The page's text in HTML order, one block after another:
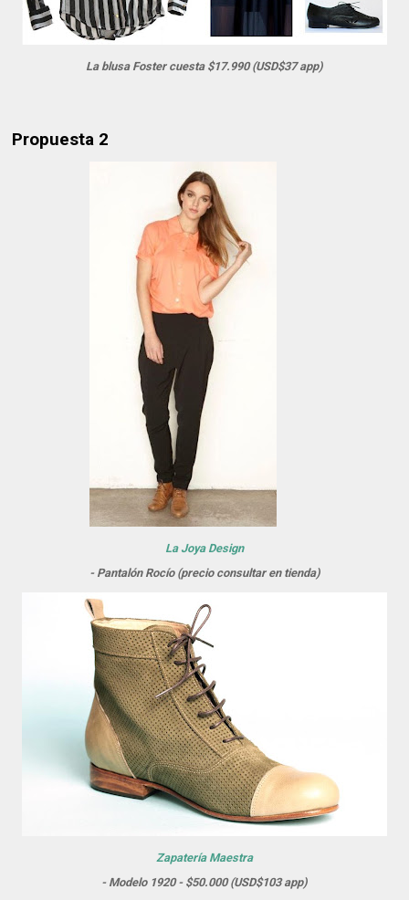
La blusa Foster cuesta $17.990 (USD$37 app)
Propuesta 2
La Joya Design
- Pantalón Rocío (precio consultar en tienda)
Zapatería Maestra
- Modelo 1920 - $50.000 (USD$103 app)